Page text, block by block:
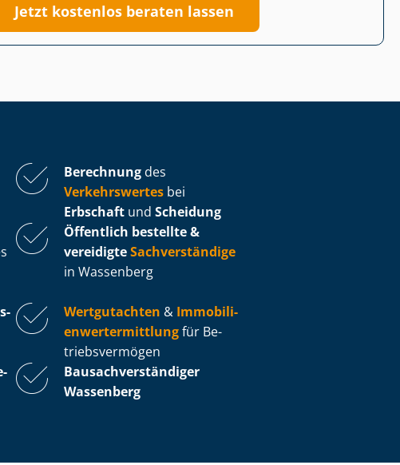
Jetzt kostenlos beraten lassen
Berechnung des
Verkehrswertes bei
Erbschaft und Scheidung
Öffentlich bestellte &
vereidigteSachverständige
in Wassenberg
Wertgutachten & Im­mo­bi­li­
en­wert­ermitt­lungfür Be­
triebs­ver­mö­gen
Bau­sach­ver­stän­di­ger
Wassenberg